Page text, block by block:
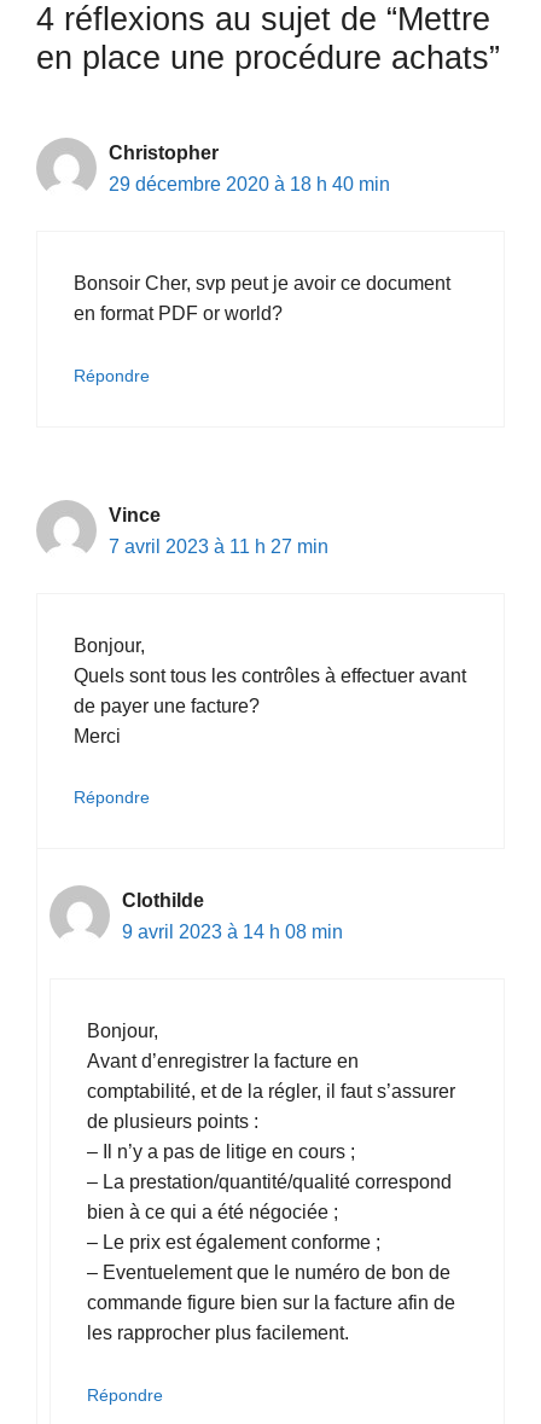
4 réflexions au sujet de “Mettre
en place une procédure achats”
Christopher
29 décembre 2020 à 18 h 40 min
Bonsoir Cher, svp peut je avoir ce document
en format PDF or world?
Répondre
Vince
7 avril 2023 à 11 h 27 min
Bonjour,
Quels sont tous les contrôles à effectuer avant
de payer une facture?
Merci
Répondre
Clothilde
9 avril 2023 à 14 h 08 min
Bonjour,
Avant d’enregistrer la facture en
comptabilité, et de la régler, il faut s’assurer
de plusieurs points :
– Il n’y a pas de litige en cours ;
– La prestation/quantité/qualité correspond
bien à ce qui a été négociée ;
– Le prix est également conforme ;
– Eventuelement que le numéro de bon de
commande figure bien sur la facture afin de
les rapprocher plus facilement.
Répondre